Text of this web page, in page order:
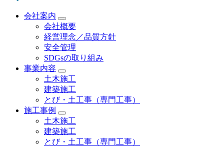
会社案内
会社概要
経営理念／品質方針
安全管理
SDGsの取り組み
事業内容
土木施工
建築施工
とび・土工事（専門工事）
施工事例
土木施工
建築施工
とび・土工事（専門工事）